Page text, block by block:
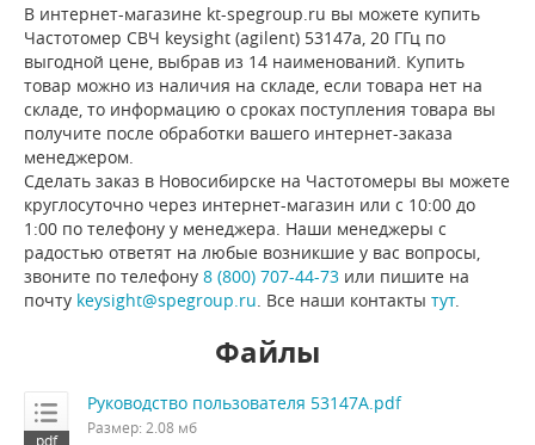
В интернет-магазине kt-spegroup.ru вы можете купить
Частотомер СВЧ keysight (agilent) 53147a, 20 ГГц по
выгодной цене, выбрав из 14 наименований. Купить
товар можно из наличия на складе, если товара нет на
складе, то информацию о сроках поступления товара вы
получите после обработки вашего интернет-заказа
менеджером.
Сделать заказ в Новосибирске на Частотомеры вы можете
круглосуточно через интернет-магазин или с 10:00 до
1:00 по телефону у менеджера. Наши менеджеры с
радостью ответят на любые возникшие у вас вопросы,
звоните по телефону 8 (800) 707-44-73 или пишите на
почту keysight@spegroup.ru . Все наши контакты тут.
Файлы
Руководство пользователя 53147A.pdf
Размер: 2.08 мб